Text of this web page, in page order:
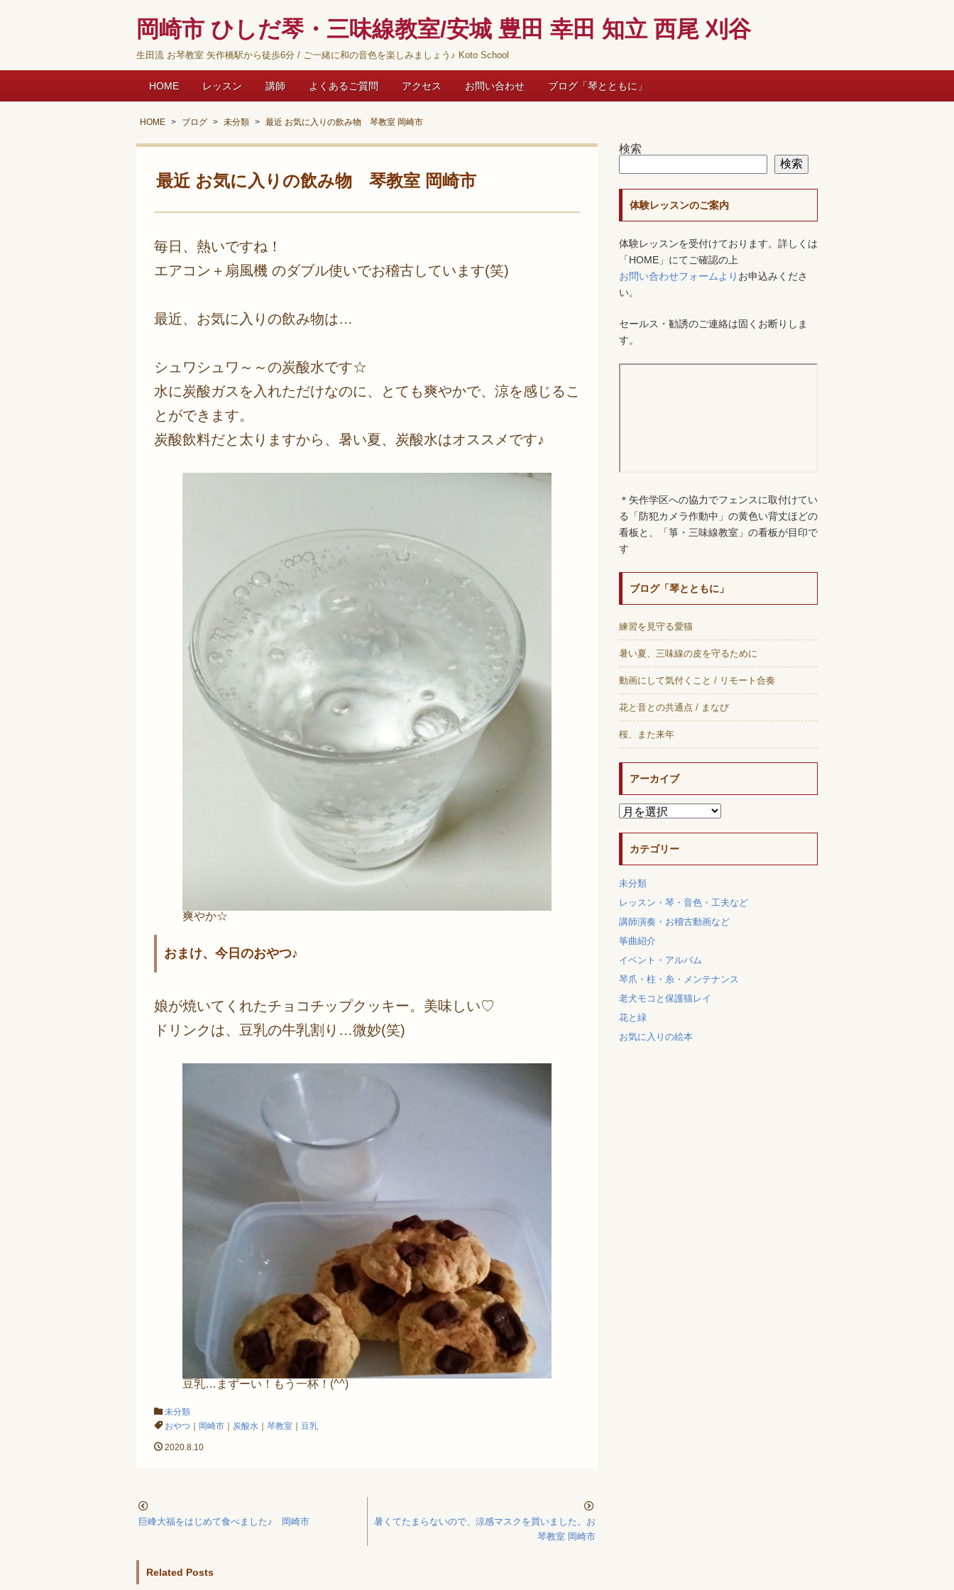
岡崎市 ひしだ琴・三味線教室/安城 豊田 幸田 知立 西尾 刈谷
生田流 お琴教室 矢作橋駅から徒歩6分 / ご一緒に和の音色を楽しみましょう♪ Koto School
HOME レッスン 講師 よくあるご質問 アクセス お問い合わせ ブログ「琴とともに」
HOME ブログ 未分類 最近 お気に入りの飲み物 琴教室 岡崎市
最近 お気に入りの飲み物 琴教室 岡崎市
毎日、熱いですね！
エアコン＋扇風機 のダブル使いでお稽古しています(笑)
最近、お気に入りの飲み物は…
シュワシュワ～～の炭酸水です☆
水に炭酸ガスを入れただけなのに、とても爽やかで、涼を感じるこ
とができます。
炭酸飲料だと太りますから、暑い夏、炭酸水はオススメです♪
爽やか☆
おまけ、今日のおやつ♪
娘が焼いてくれたチョコチップクッキー。美味しい♡
ドリンクは、豆乳の牛乳割り…微妙(笑)
豆乳…まずーい！もう一杯！(^^)
未分類
おやつ
岡崎市 炭酸水 琴教室 豆乳
2020.8.10
巨峰大福をはじめて食べました♪ 岡崎市
暑くてたまらないので、涼感マスクを買いました。お
琴教室 岡崎市
Related Posts
検索
検索
体験レッスンのご案内
体験レッスンを受付けております。詳しくは
「HOME」にてご確認の上
お問い合わせフォームより お申込みくださ
い。
セールス・勧誘のご連絡は固くお断りしま
す。
＊矢作学区への協力でフェンスに取付けてい
る「防犯カメラ作動中」の黄色い背丈ほどの
看板と、「箏・三味線教室」の看板が目印で
す
ブログ「琴とともに」
練習を見守る愛猫
暑い夏、三味線の皮を守るために
動画にして気付くこと / リモート合奏
花と音との共通点 / まなび
桜、また来年
アーカイブ
カテゴリー
未分類
レッスン・琴・音色・工夫など
講師演奏・お稽古動画など
筝曲紹介
イベント・アルバム
琴爪・柱・糸・メンテナンス
老犬モコと保護猫レイ
花と緑
お気に入りの絵本